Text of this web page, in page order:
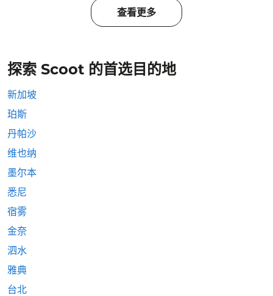
查看更多
探索 Scoot 的首选目的地
新加坡
珀斯
丹帕沙
维也纳
墨尔本
悉尼
宿雾
金奈
泗水
雅典
台北